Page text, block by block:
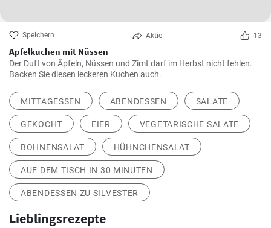
Speichern Aktie 13
Apfelkuchen mit Nüssen
Der Duft von Äpfeln, Nüssen und Zimt darf im Herbst nicht fehlen.
Backen Sie diesen leckeren Kuchen auch.
MITTAGESSEN ABENDESSEN SALATE
GEKOCHT EIER VEGETARISCHE SALATE
BOHNENSALAT HÜHNCHENSALAT
AUF DEM TISCH IN 30 MINUTEN
ABENDESSEN ZU SILVESTER
Lieblingsrezepte